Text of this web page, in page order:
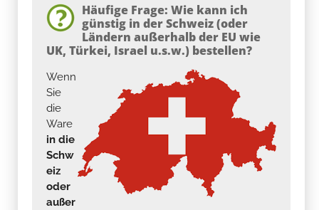
Häufige Frage: Wie kann ich
günstig in der Schweiz (oder
Ländern außerhalb der EU wie
UK, Türkei, Israel u.s.w.) bestellen?
Wenn
Sie
die
Ware
in die
Schw
eiz
oder
außer